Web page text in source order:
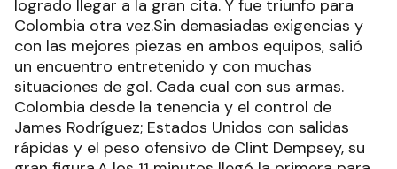
logrado llegar a la gran cita. Y fue triunfo para
Colombia otra vez.Sin demasiadas exigencias y
con las mejores piezas en ambos equipos, salió
un encuentro entretenido y con muchas
situaciones de gol. Cada cual con sus armas.
Colombia desde la tenencia y el control de
James Rodríguez; Estados Unidos con salidas
rápidas y el peso ofensivo de Clint Dempsey, su